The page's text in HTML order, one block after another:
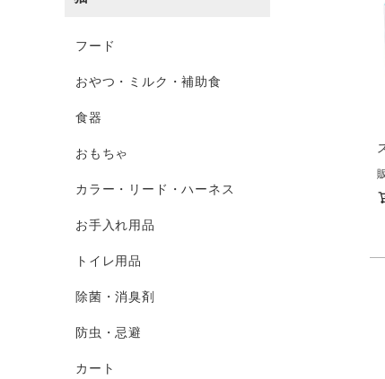
フード
おやつ・ミルク・補助食
食器
おもちゃ
カラー・リード・ハーネス
お手入れ用品
トイレ用品
除菌・消臭剤
防虫・忌避
カート